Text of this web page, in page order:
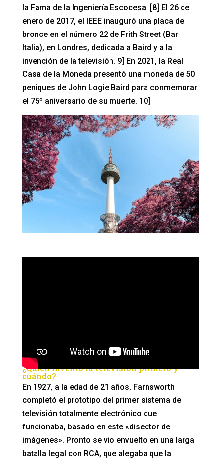
la Fama de la Ingeniería Escocesa. [8] El 26 de
enero de 2017, el IEEE inauguró una placa de
bronce en el número 22 de Frith Street (Bar
Italia), en Londres, dedicada a Baird y a la
invención de la televisión. 9] En 2021, la Real
Casa de la Moneda presentó una moneda de 50
peniques de John Logie Baird para conmemorar
el 75º aniversario de su muerte. 10]
¿Quién inventó la televisión primero y
cuándo?
En 1927, a la edad de 21 años, Farnsworth
completó el prototipo del primer sistema de
televisión totalmente electrónico que
funcionaba, basado en este «disector de
imágenes». Pronto se vio envuelto en una larga
batalla legal con RCA, que alegaba que la